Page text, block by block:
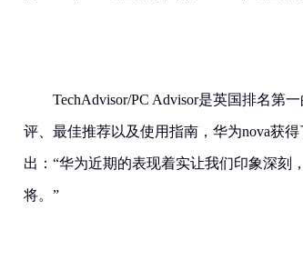
TechAdvisor/PC Advisor是英国排名第
评、最佳推荐以及使用指南，华为nova获
出：“华为近期的表现着实让我们印象深刻
将。”